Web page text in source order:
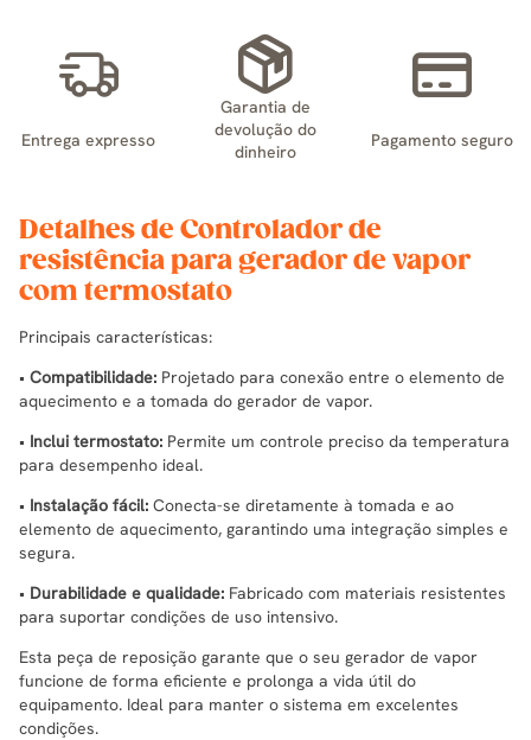
Entrega expresso
Garantia de
devolução do
dinheiro
Pagamento seguro
Detalhes de Controlador de
resistência para gerador de vapor
com termostato
Principais características:
• Compatibilidade: Projetado para conexão entre o elemento de
aquecimento e a tomada do gerador de vapor.
• Inclui termostato: Permite um controle preciso da temperatura
para desempenho ideal.
• Instalação fácil: Conecta-se diretamente à tomada e ao
elemento de aquecimento, garantindo uma integração simples e
segura.
• Durabilidade e qualidade: Fabricado com materiais resistentes
para suportar condições de uso intensivo.
Esta peça de reposição garante que o seu gerador de vapor
funcione de forma eficiente e prolonga a vida útil do
equipamento. Ideal para manter o sistema em excelentes
condições.